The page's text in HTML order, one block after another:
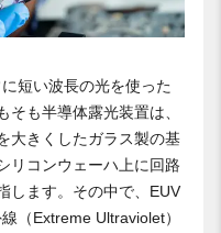
短い波長の光を使った
も半導体露光装置は、
大きくしたガラス製の基
リコンウェーハ上に回路
します。その中で、EUV
（Extreme Ultraviolet）